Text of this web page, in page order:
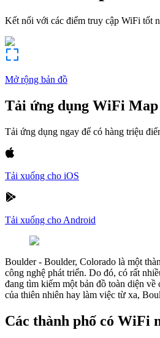
Kết nối với các điểm truy cập WiFi tốt
Mở rộng bản đồ
Tải ứng dụng WiFi Map
Tải ứng dụng ngay để có hàng triệu
Tải xuống cho iOS
Tải xuống cho Android
Boulder- Boulder, Colorado là một
công nghệ phát triển. Do đó, có rất
đang tìm kiếm một bản đồ toàn diện
của thiên nhiên hay làm việc từ xa,
Các thành phố có WiFi